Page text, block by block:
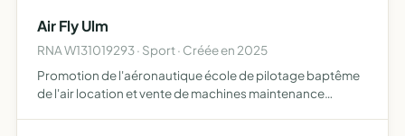
Air Fly Ulm
RNA W131019293 · Sport · Créée en 2025
Promotion de l'aéronautique école de pilotage baptême
de l'air location et vente de machines maintenance